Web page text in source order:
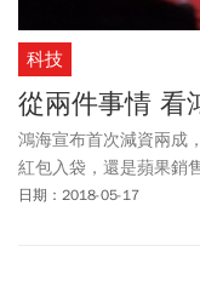
科技
從兩件事情 看
鴻海宣布首次減資兩成
紅包入袋，還是蘋果銷
日期：2018-05-17